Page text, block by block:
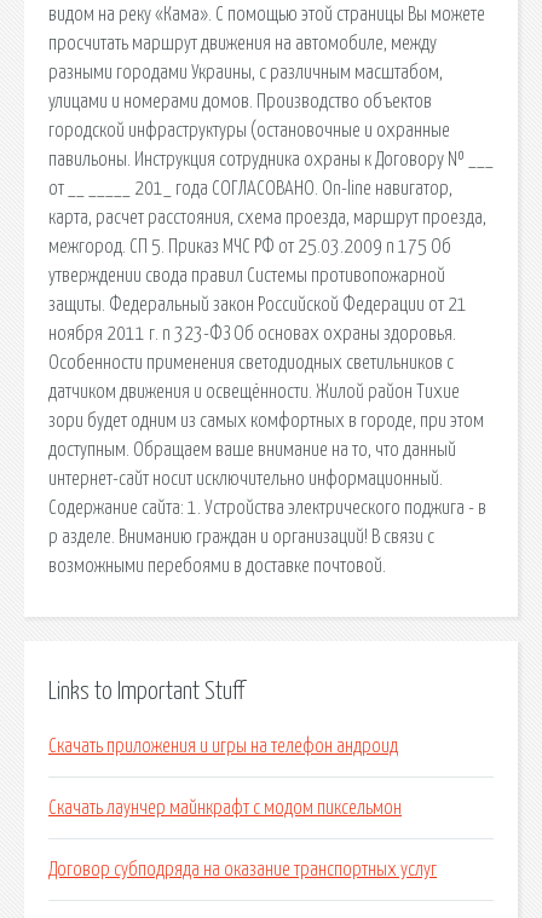
видом на реку «Кама». С помощью этой страницы Вы можете
просчитать маршрут движения на автомобиле, между
разными городами Украины, с различным масштабом,
улицами и номерами домов. Производство объектов
городской инфраструктуры (остановочные и охранные
павильоны. Инструкция сотрудника охраны к Договору № ___
от __ _____ 201_ года СОГЛАСОВАНО. On-line навигатор,
карта, расчет расстояния, схема проезда, маршрут проезда,
межгород. СП 5. Приказ МЧС РФ от 25.03.2009 n 175 Об
утверждении свода правил Системы противопожарной
защиты. Федеральный закон Российской Федерации от 21
ноября 2011 г. n 323-ФЗ Об основах охраны здоровья.
Особенности применения светодиодных светильников с
датчиком движения и освещённости. Жилой район Тихие
зори будет одним из самых комфортных в городе, при этом
доступным. Обращаем ваше внимание на то, что данный
интернет-сайт носит исключительно информационный.
Содержание сайта: 1. Устройства электрического поджига - в
р азделе. Вниманию граждан и организаций! В связи с
возможными перебоями в доставке почтовой.
Links to Important Stuff
Скачать приложения и игры на телефон андроид
Скачать лаунчер майнкрафт с модом пиксельмон
Договор субподряда на оказание транспортных услуг